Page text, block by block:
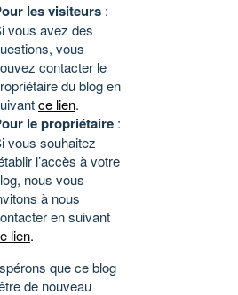
les visiteurs :
vous avez des
vous
contacter le
du blog en
ce lien.
le propriétaire :
vous souhaitez
l’accès à votre
nous vous
à nous
en suivant
lien.
que ce blog
de nouveau